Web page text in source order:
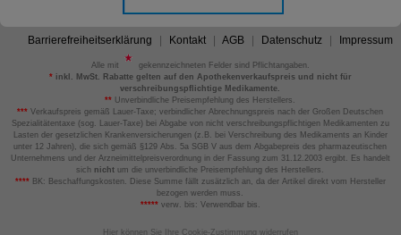
Barrierefreiheitserklärung Kontakt AGB Datenschutz Impressum
Alle mit
gekennzeichneten Felder sind Pflichtangaben.
*inkl. MwSt. Rabatte gelten auf den Apothekenverkaufspreis und nicht für
verschreibungspflichtige Medikamente.
** Unverbindliche Preisempfehlung des Herstellers.
*** Verkaufspreis gemäß Lauer-Taxe; verbindlicher Abrechnungspreis nach der Großen Deutschen
Spezialitätentaxe (sog. Lauer-Taxe) bei Abgabe von nicht verschreibungspflichtigen Medikamenten zu
Lasten der gesetzlichen Krankenversicherungen (z.B. bei Verschreibung des Medikaments an Kinder
unter 12 Jahren), die sich gemäß §129 Abs. 5a SGB V aus dem Abgabepreis des pharmazeutischen
Unternehmens und der Arzneimittelpreisverordnung in der Fassung zum 31.12.2003 ergibt. Es handelt
sich nicht um die unverbindliche Preisempfehlung des Herstellers.
****BK: Beschaffungskosten. Diese Summe fällt zusätzlich an, da der Artikel direkt vom Hersteller
bezogen werden muss.
*****verw. bis: Verwendbar bis.
Hier können Sie Ihre Cookie-Zustimmung widerrufen